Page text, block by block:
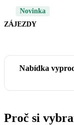
Novinka
ZÁJEZDY
Nabídka
Proč si